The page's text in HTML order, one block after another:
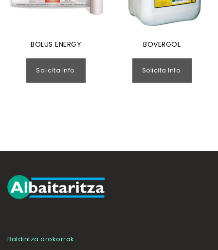
BOLUS ENERGY
Solicita Info.
BOVERGOL
Solicita Info.
Baldintza orokorrak